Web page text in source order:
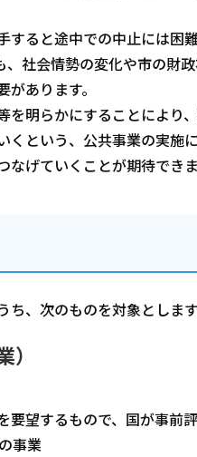
ると途中での中止には困
、社会情勢の変化や市の財
あります。
明らかにすることにより
くという、公共事業の実
げていくことが期待できま
、次のものを対象とします
望するもので、国が事前
事業